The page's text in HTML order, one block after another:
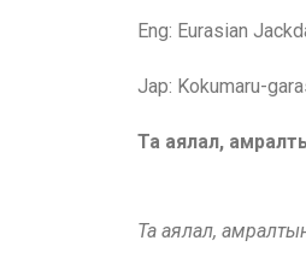
Eng: Eurasian
Jap: Kokumaru-
Та аялал,
Та аялал,